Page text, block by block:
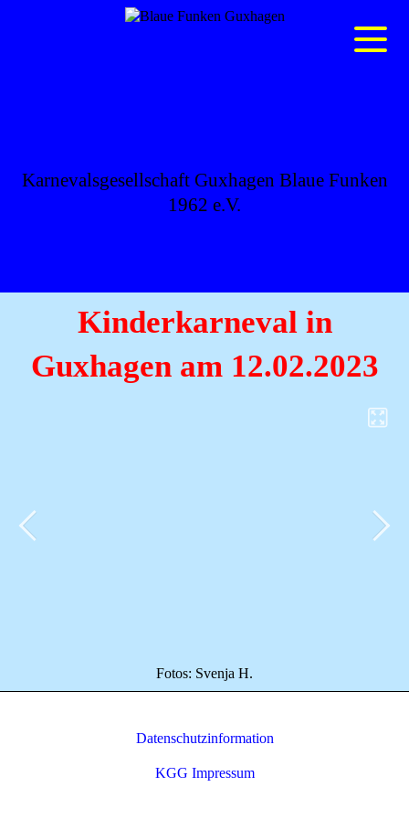
Karnevalsgesellschaft Guxhagen Blaue Funken
1962 e.V.
Kinderkarneval in
Guxhagen am 12.02.2023
Fotos: Svenja H.
Datenschutzinformation
KGG Impressum